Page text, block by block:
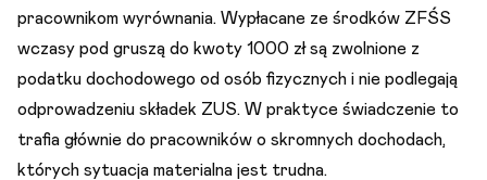
pracownikom wyrównania. Wypłacane ze środków ZFŚS
wczasy pod gruszą do kwoty 1000 zł są zwolnione z
podatku dochodowego od osób fizycznych i nie podlegają
odprowadzeniu składek ZUS. W praktyce świadczenie to
trafia głównie do pracowników o skromnych dochodach,
których sytuacja materialna jest trudna.